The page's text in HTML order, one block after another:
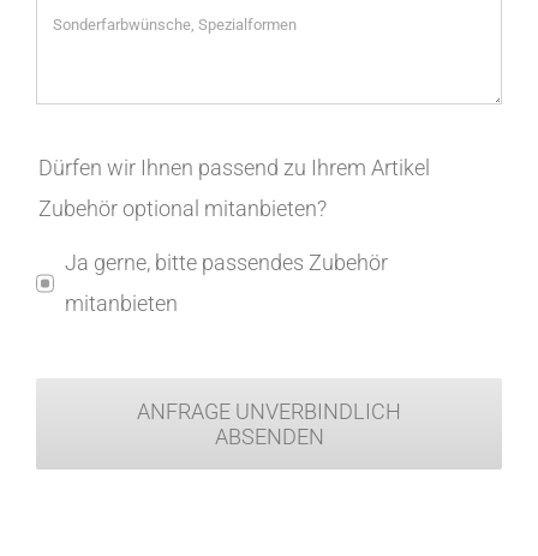
Dürfen wir Ihnen passend zu Ihrem Artikel
Zubehör optional mitanbieten?
Ja gerne, bitte passendes Zubehör
mitanbieten
ANFRAGE UNVERBINDLICH
ABSENDEN